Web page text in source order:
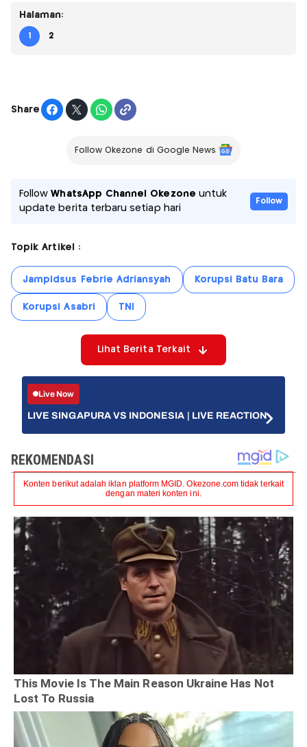
Halaman:
1 2
Share
Follow Okezone di Google News
FollowWhatsApp Channel Okezone untuk
update berita terbaru setiap hari
Follow
Topik Artikel :
Jampidsus Febrie Adriansyah Korupsi Batu Bara
Korupsi Asabri TNI
Lihat Berita Terkait
Live Now
LIVE SINGAPURA VS INDONESIA | LIVE REACTION